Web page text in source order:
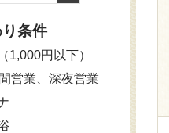
条件
1,000円以下）
営業、深夜営業